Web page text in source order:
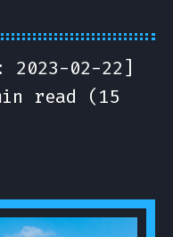
2023-02-22]
read (15